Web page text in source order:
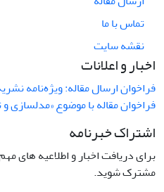
تماس با ما
نقشه سایت
اخبار و اعلانات
فراخوان ارسال مقاله: ویژه‌نامه
فراخوان مقاله با موضوع «مدلسازی
اشتراک خبرنامه
برای دریافت اخبار و اطلاعیه های
مشترک شوید.